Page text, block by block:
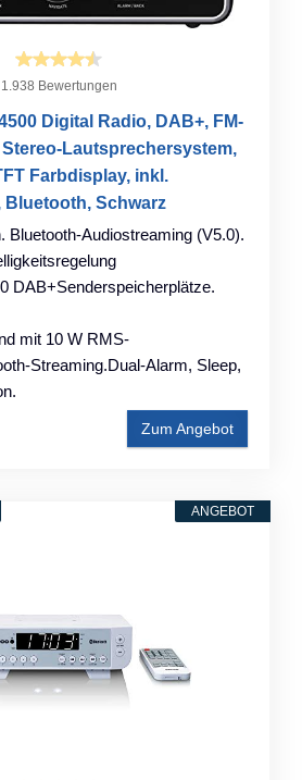
1.938 Bewertungen
Digital Radio, DAB+, FM-
Stereo-Lautsprechersystem,
Farbdisplay, inkl.
Bluetooth, Schwarz
Bluetooth-Audiostreaming (V5.0).
DAB+Senderspeicherplätze.
mit 10 W RMS-
Streaming.Dual-Alarm, Sleep,
Zum Angebot
ANGEBOT